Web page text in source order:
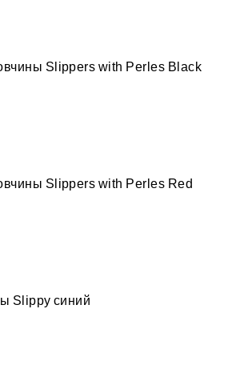
Slippers with Perles Black
Slippers with Perles Red
Slippy синий